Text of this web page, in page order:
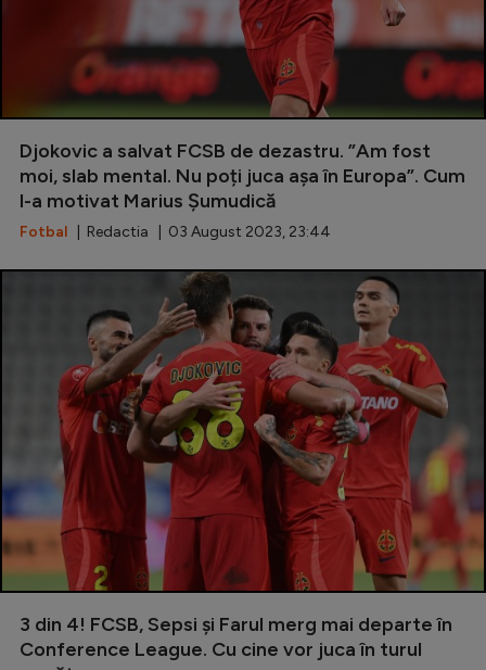
Djokovic a salvat FCSB de dezastru. ”Am fost
moi, slab mental. Nu poți juca așa în Europa”. Cum
l-a motivat Marius Șumudică
Fotbal | Redactia | 03 August 2023, 23:44
3 din 4! FCSB, Sepsi și Farul merg mai departe în
Conference League. Cu cine vor juca în turul